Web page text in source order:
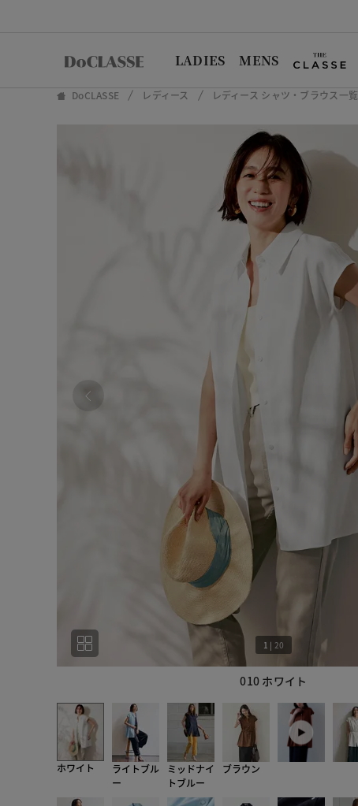
LADIES MENS
DoCLASSE レディース レディース シャツ・ブラウス一覧
010 ホワイト
1 | 20
ホワイト
ライトブル
ー
ミッドナイ
トブルー
ブラウン